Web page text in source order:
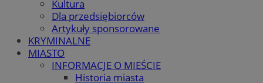
Kultura
Dla przedsiębiorców
Artykuły sponsorowane
KRYMINALNE
MIASTO
INFORMACJE O MIEŚCIE
Historia miasta